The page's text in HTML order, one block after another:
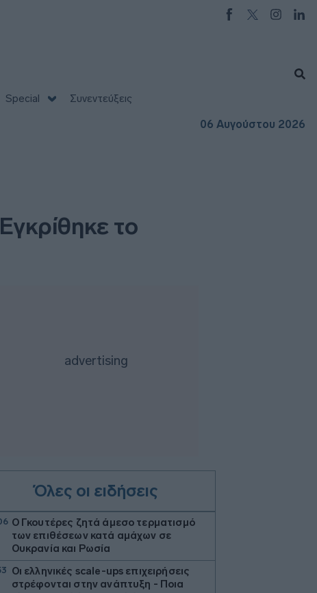
Special
Συνεντεύξεις
06 Αυγούστου 2026
το
Όλες οι ειδήσεις
Ο Γκουτέρες ζητά άμεσο τερματισμό
των επιθέσεων κατά αμάχων σε
Ουκρανία και Ρωσία
Οι ελληνικές scale-ups επιχειρήσεις
στρέφονται στην ανάπτυξη - Ποια